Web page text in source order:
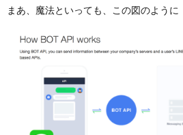
まあ、魔法といっても、この図のように